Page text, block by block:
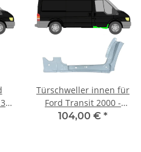
Türschweller innen für
Ford Transit 2000 -
2013 vorne rechts
104,00 € *